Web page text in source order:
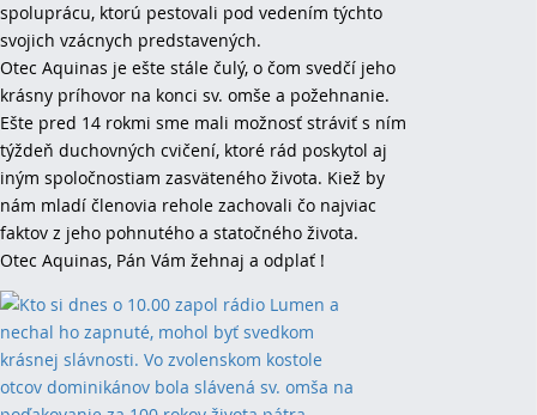
spoluprácu, ktorú pestovali pod vedením týchto
svojich vzácnych predstavených.
Otec Aquinas je ešte stále čulý, o čom svedčí jeho
krásny príhovor na konci sv. omše a požehnanie.
Ešte pred 14 rokmi sme mali možnosť stráviť s ním
týždeň duchovných cvičení, ktoré rád poskytol aj
iným spoločnostiam zasväteného života. Kiež by
nám mladí členovia rehole zachovali čo najviac
faktov z jeho pohnutého a statočného života.
Otec Aquinas, Pán Vám žehnaj a odplať !